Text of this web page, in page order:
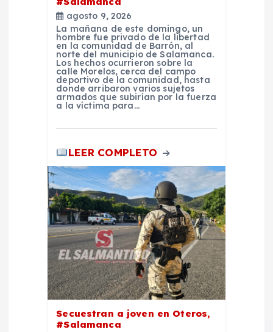
agosto 9, 2026
La mañana de este domingo, un
hombre fue privado de la libertad
en la comunidad de Barrón, al
norte del municipio de Salamanca.
Los hechos ocurrieron sobre la
calle Morelos, cerca del campo
deportivo de la comunidad, hasta
donde arribaron varios sujetos
armados que subirían por la fuerza
a la víctima para…
LEER COMPLETO
Secuestran a joven en Oteros,
#Salamanca